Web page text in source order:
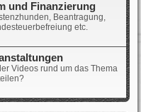
und Finanzierung
Beantragung,
etc.
Videos rund um das Thema